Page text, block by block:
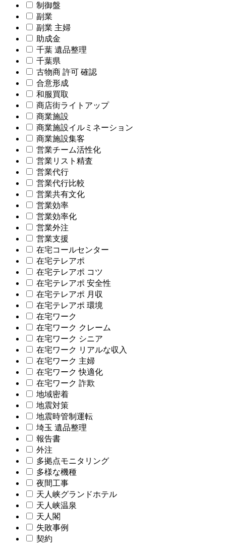
制御盤
副業
副業 主婦
助成金
千葉 遺品整理
千葉県
古物商 許可 確認
合意形成
和服買取
商店街ライトアップ
商業施設
商業施設イルミネーション
商業施設集客
営業チーム活性化
営業リスト精査
営業代行
営業代行比較
営業共有文化
営業効率
営業効率化
営業外注
営業支援
在宅コールセンター
在宅テレアポ
在宅テレアポ コツ
在宅テレアポ 安全性
在宅テレアポ 月収
在宅テレアポ 環境
在宅ワーク
在宅ワーク クレーム
在宅ワーク シニア
在宅ワーク リアルな収入
在宅ワーク 主婦
在宅ワーク 快適化
在宅ワーク 詐欺
地域密着
地震対策
地震時管制運転
埼玉 遺品整理
報告書
外注
多拠点モニタリング
多様な機種
夜間工事
天人峡グランドホテル
天人峡温泉
天人閣
失敗事例
契約